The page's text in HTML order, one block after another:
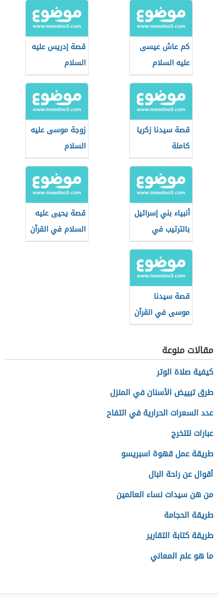
كم عاش عيسى
عليه السلام
قصة إدريس عليه
السلام
قصة سيدنا زكريا
كاملة
زوجة موسى عليه
السلام
أنبياء بني إسرائيل
بالترتيب في
الإسلام
قصة يحيى عليه
السلام في القرآن
الكريم
قصة سيدنا
موسى في القرآن
حسب تسلسلها
التاريخي
مقالات منوعة
كيفية صلاة الوتر
طرق تبييض الأسنان في المنزل
عدد السعرات الحرارية في التفاح
عبارات للتخرج
طريقة عمل قهوة اسبريسو
أقوال عن راحة البال
من هن سيدات نساء العالمين
طريقة الحجامة
طريقة كتابة التقارير
ما هو علم المعاني